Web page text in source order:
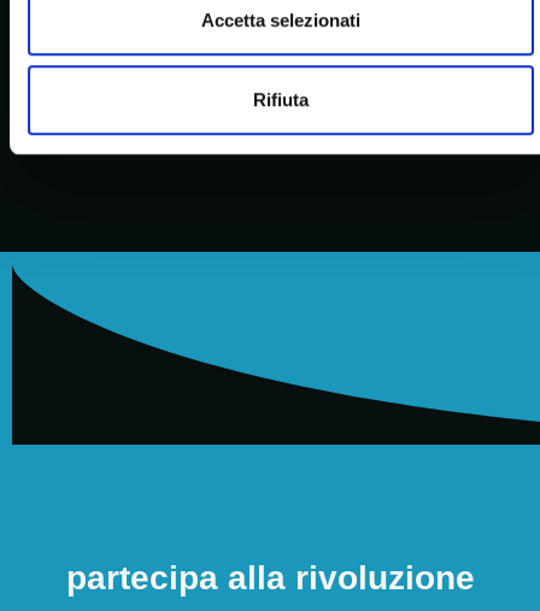
Accetta selezionati
Rifiuta
partecipa alla rivoluzione
panetteria
Aperitivo
shop
Grissini e taralli